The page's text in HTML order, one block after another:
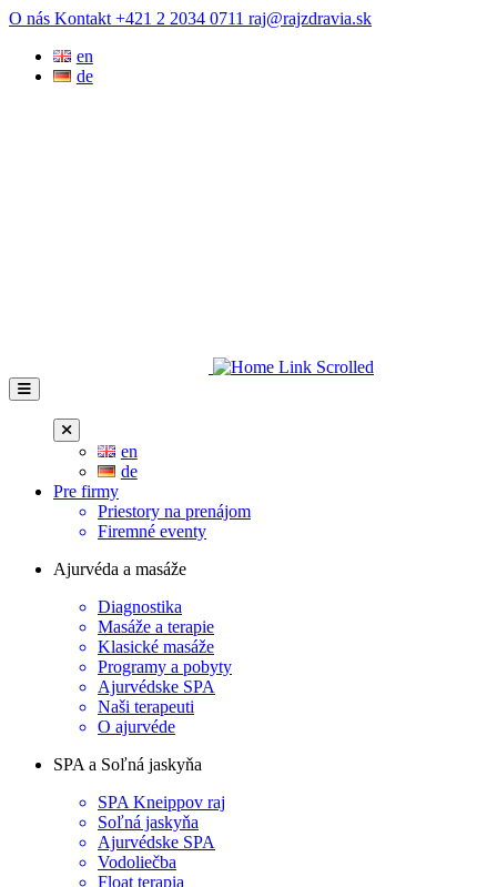
Prejsť
obsah
O nás Kontakt +421 2 2034 0711 raj@rajzdravia.sk
en
de
en
de
Pre firmy
Priestory na prenájom
Firemné eventy
Ajurvéda a masáže
Diagnostika
Masáže a terapie
Klasické masáže
Programy a pobyty
Ajurvédske SPA
Naši terapeuti
O ajurvéde
SPA a Soľná jaskyňa
SPA Kneippov raj
Soľná jaskyňa
Ajurvédske SPA
Vodoliečba
Float terapia